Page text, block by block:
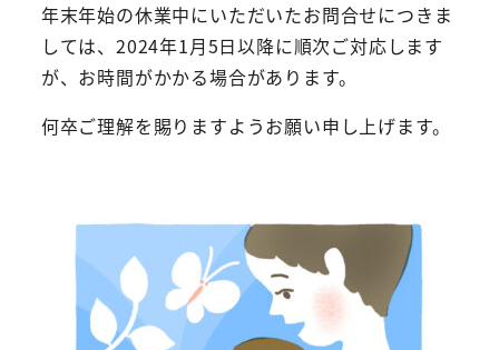
年末年始の休業中にいただいたお問合せにつきま
しては、2024年1月5日以降に順次ご対応します
が、お時間がかかる場合があります。
何卒ご理解を賜りますようお願い申し上げます。